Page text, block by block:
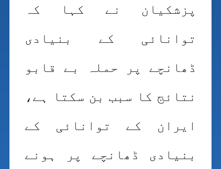
پزشکیان نے کہا کہ
توانائی کے بنیادی
ڈھانچے پر حملہ بے قابو
نتائج کا سبب بن سکتا ہے،
ایران کے توانائی کے
بنیادی ڈھانچے پر ہونے